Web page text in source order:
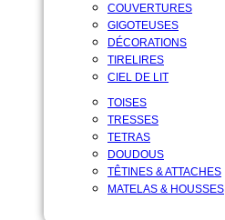
COUVERTURES
GIGOTEUSES
DÉCORATIONS
TIRELIRES
CIEL DE LIT
TOISES
TRESSES
TETRAS
DOUDOUS
TÊTINES & ATTACHES
MATELAS & HOUSSES